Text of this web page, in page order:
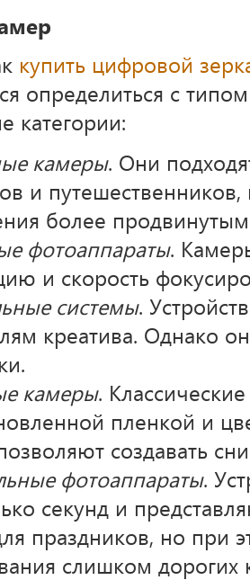
купить цифровой
определиться с
категории:
камеры. Они
и путешественников,
более
фотоаппараты.
и скорость
системы.
креатива. Однако
камеры.
пленкой и
создавать
фотоаппараты.
секунд и
праздников, но при
слишком дорогих